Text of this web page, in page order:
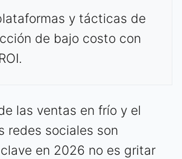
y tácticas de
de bajo costo con
las ventas en frío y el
redes sociales son
en 2026 no es gritar